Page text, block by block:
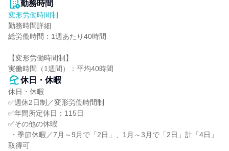
勤務時間
変形労働時間制
勤務時間詳細
総労働時間：1週あたり40時間
【変形労働時間制】
実働時間（1週間）：平均40時間
休日・休暇
休日・休暇
✅週休2日制／変形労働時間制
✅年間所定休日：115日
✅その他の休暇
取得可